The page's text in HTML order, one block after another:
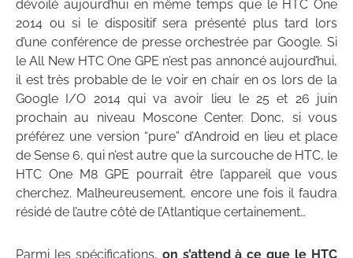
dévoilé aujourd’hui en même temps que le HTC One
2014 ou si le dispositif sera présenté plus tard lors
d’une conférence de presse orchestrée par Google. Si
le All New HTC One GPE n’est pas annoncé aujourd’hui,
il est très probable de le voir en chair en os lors de la
Google I/O 2014 qui va avoir lieu le 25 et 26 juin
prochain au niveau Moscone Center. Donc, si vous
préférez une version “pure” d’Android en lieu et place
de Sense 6, qui n’est autre que la surcouche de HTC, le
HTC One M8 GPE pourrait être l’appareil que vous
cherchez. Malheureusement, encore une fois il faudra
résidé de l’autre côté de l’Atlantique certainement…
Parmi les spécifications, on s’attend à ce que le HTC